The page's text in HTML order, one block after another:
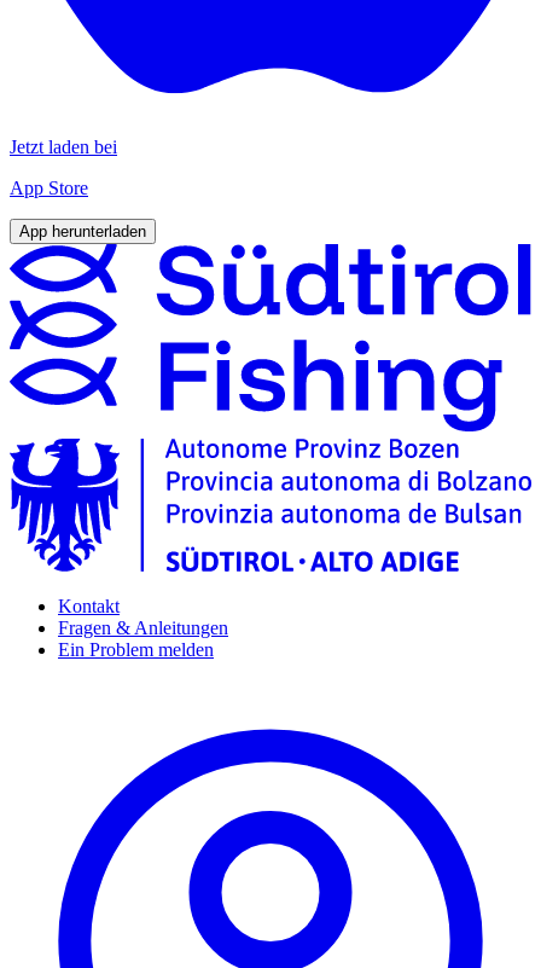
Jetzt laden bei
App Store
App herunterladen
Kontakt
Fragen & Anleitungen
Ein Problem melden